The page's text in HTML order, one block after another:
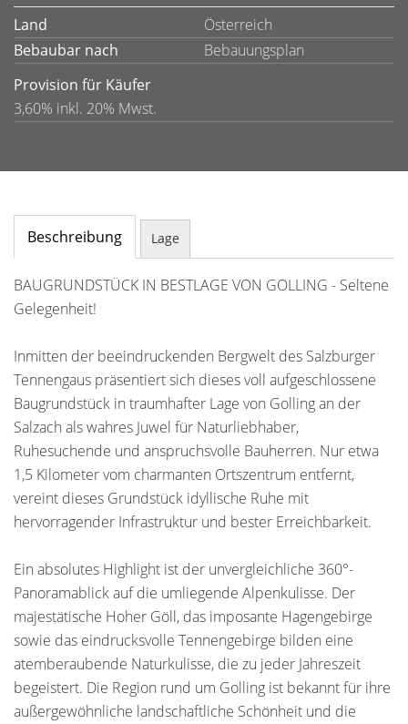
Land
Österreich
Bebaubar nach
Bebauungsplan
Provision für Käufer
3,60% inkl. 20% Mwst.
Beschreibung Lage
BAUGRUNDSTÜCK IN BESTLAGE VON GOLLING - Seltene
Gelegenheit!
Inmitten der beeindruckenden Bergwelt des Salzburger
Tennengaus präsentiert sich dieses voll aufgeschlossene
Baugrundstück in traumhafter Lage von Golling an der
Salzach als wahres Juwel für Naturliebhaber,
Ruhesuchende und anspruchsvolle Bauherren. Nur etwa
1,5 Kilometer vom charmanten Ortszentrum entfernt,
vereint dieses Grundstück idyllische Ruhe mit
hervorragender Infrastruktur und bester Erreichbarkeit.
Ein absolutes Highlight ist der unvergleichliche 360°-
Panoramablick auf die umliegende Alpenkulisse. Der
majestätische Hoher Göll, das imposante Hagengebirge
sowie das eindrucksvolle Tennengebirge bilden eine
atemberaubende Naturkulisse, die zu jeder Jahreszeit
begeistert. Die Region rund um Golling ist bekannt für ihre
außergewöhnliche landschaftliche Schönheit und die